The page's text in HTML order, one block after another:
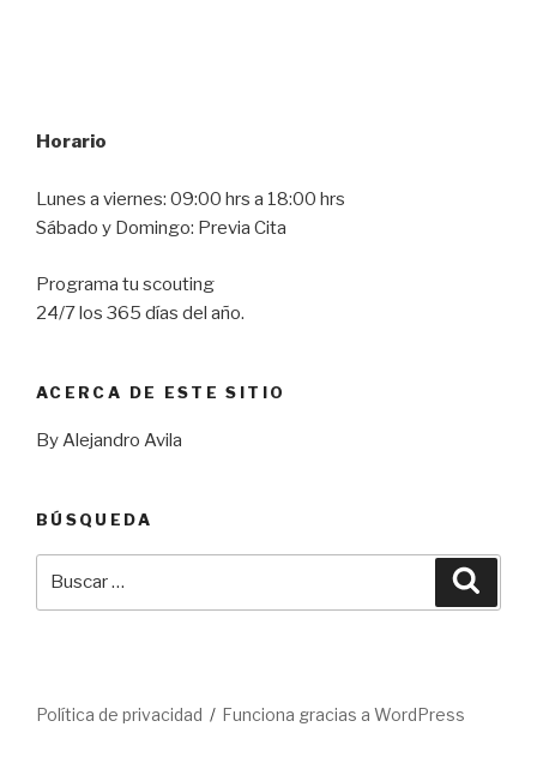
Horario
Lunes a viernes: 09:00 hrs a 18:00 hrs
Sábado y Domingo: Previa Cita
Programa tu scouting
24/7 los 365 días del año.
ACERCA DE ESTE SITIO
By Alejandro Avila
BÚSQUEDA
Política de privacidad Funciona gracias a WordPress